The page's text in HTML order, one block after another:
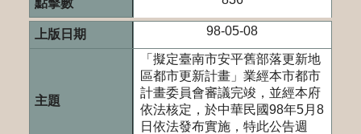
98-05-08
「擬定臺南市安平舊部落更新地
區都市更新計畫」業經本市都市
計畫委員會審議完竣，並經本府
依法核定，於中華民國98年5月8
日依法發布實施，特此公告週